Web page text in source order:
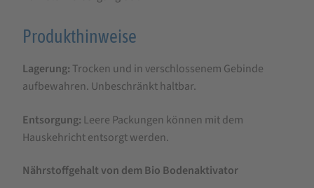
Produkthinweise
Lagerung: Trocken und in verschlossenem Gebinde
aufbewahren. Unbeschränkt haltbar.
Entsorgung: Leere Packungen können mit dem
Hauskehricht entsorgt werden.
Nährstoffgehalt von dem Bio Bodenaktivator